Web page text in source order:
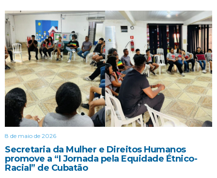
8 de maio de 2026
Secretaria da Mulher e Direitos Humanos
promove a “I Jornada pela Equidade Étnico-
Racial” de Cubatão